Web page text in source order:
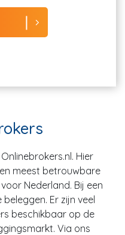
Hier
meest betrouwbare
Nederland. Bij een
Er zijn veel
beschikbaar op de
Via ons